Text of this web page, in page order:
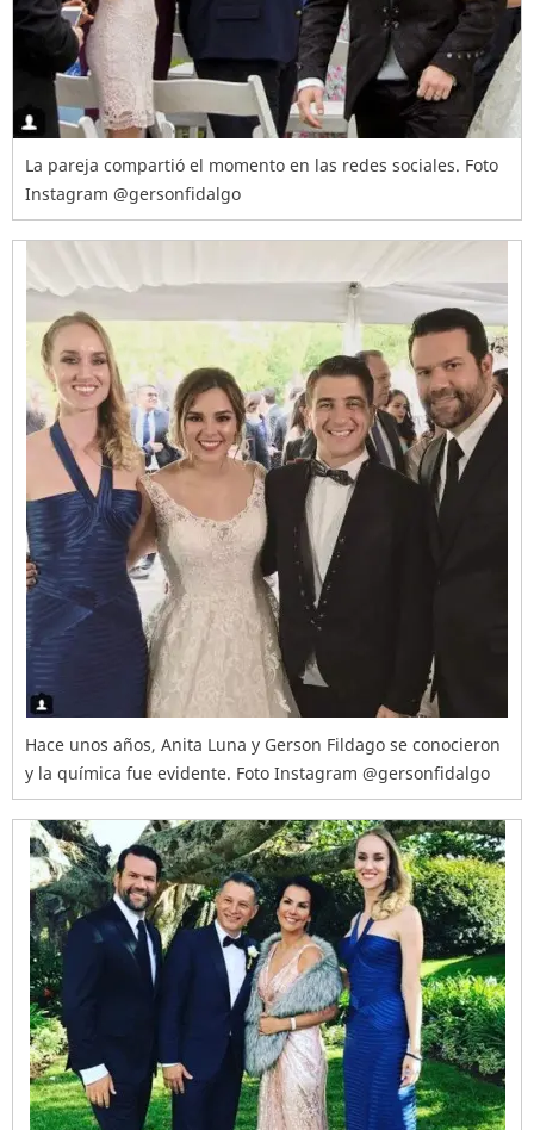
La pareja compartió el momento en las redes sociales. Foto
Instagram @gersonfidalgo
Hace unos años, Anita Luna y Gerson Fildago se conocieron
y la química fue evidente. Foto Instagram @gersonfidalgo